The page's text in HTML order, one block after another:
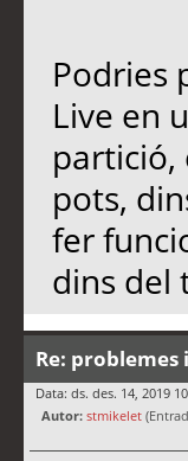
Podries
Live en
partició,
pots,
fer
dins del
Re:
Data: ds. des. 14, 2019
Autor: stmikelet